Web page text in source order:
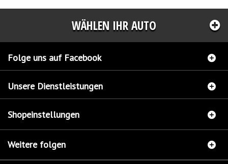
WÄHLEN IHR AUTO
Folge uns auf Facebook
Unsere Dienstleistungen
Shopeinstellungen
Weitere folgen